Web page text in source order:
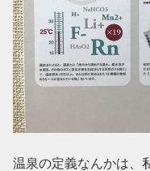
温泉の定義なんかは、